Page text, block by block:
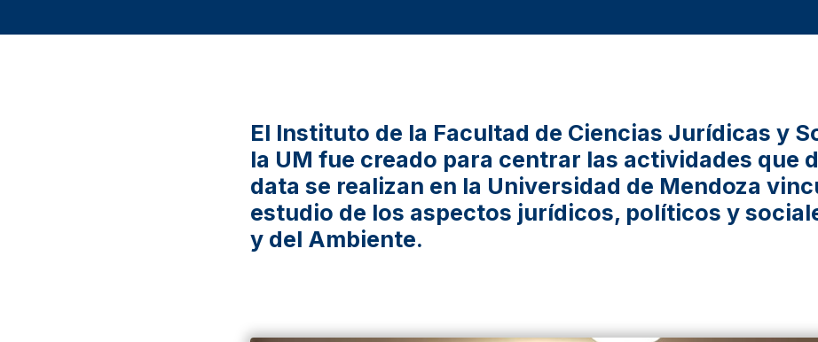
El Instituto de la Facultad de Ciencias Jurídicas y
la UM fue creado para centrar las actividades que
data se realizan en la Universidad de Mendoza
estudio de los aspectos jurídicos, políticos y
y del Ambiente.